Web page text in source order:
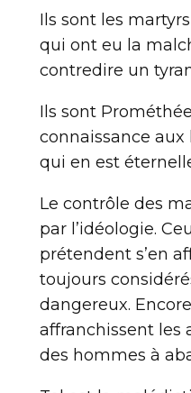
Ils sont les
qui ont eu la
contredire un
Ils sont
connaissance
qui en est
Le contrôle des
par l’idéologie.
prétendent s’en
toujours
dangereux.
affranchissent les
des hommes à